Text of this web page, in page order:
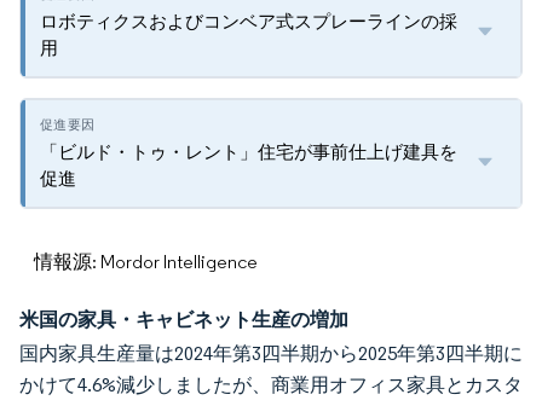
ロボティクスおよびコンベア式スプレーラインの採
用
「ビルド・トゥ・レント」住宅が事前仕上げ建具を
促進
情報源: Mordor Intelligence
米国の家具・キャビネット生産の増加
国内家具生産量は2024年第3四半期から2025年第3四半期に
かけて4.6%減少しましたが、商業用オフィス家具とカスタ